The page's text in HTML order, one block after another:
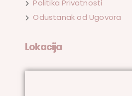
Politika Privatnosti
Odustanak od Ugovora
Lokacija